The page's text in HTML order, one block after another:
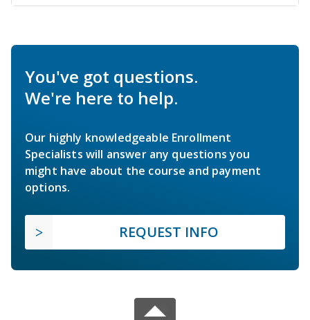
You've got questions.
We're here to help.
Our highly knowledgeable Enrollment
Specialists will answer any questions you
might have about the course and payment
options.
REQUEST INFO